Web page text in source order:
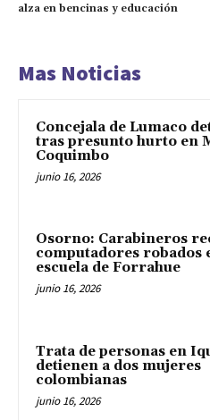
alza en bencinas y educación
Mas Noticias
Concejala de Lumaco
tras presunto hurto en
Coquimbo
junio 16, 2026
Osorno: Carabineros
computadores robados
escuela de Forrahue
junio 16, 2026
Trata de personas en
detienen a dos mujeres
colombianas
junio 16, 2026